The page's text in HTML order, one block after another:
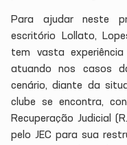
Para ajudar neste
escritório Lollato,
tem vasta experiência
atuando nos casos
cenário, diante da
clube se encontra,
Recuperação Judicial
pelo JEC para sua